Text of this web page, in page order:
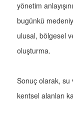
yönetim
bugünkü
ulusal, bölgesel
oluşturma.
Sonuç olarak, su
kentsel alanları